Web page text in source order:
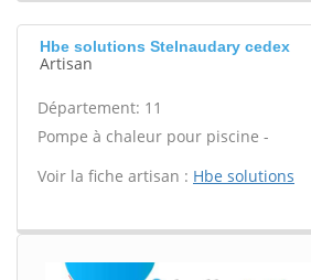
Hbe solutions Stelnaudary cedex
Artisan
Département: 11
Pompe à chaleur pour piscine -
Voir la fiche artisan : Hbe solutions